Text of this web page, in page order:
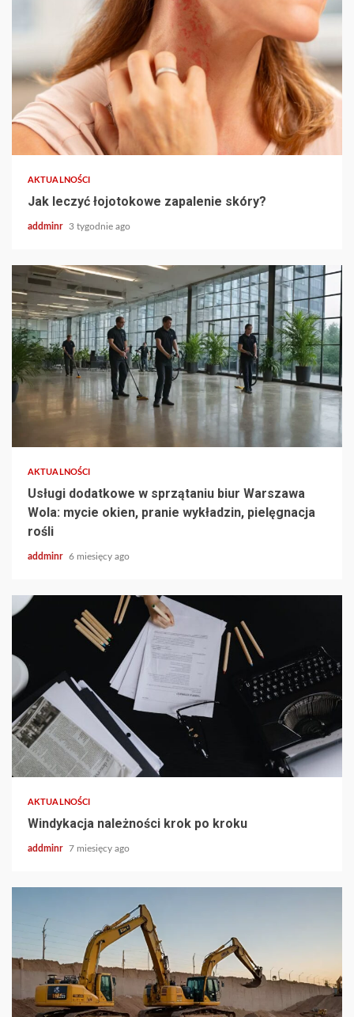
AKTUALNOŚCI
Jak leczyć łojotokowe zapalenie skóry?
addminr 3 tygodnie ago
AKTUALNOŚCI
Usługi dodatkowe w sprzątaniu biur Warszawa
Wola: mycie okien, pranie wykładzin, pielęgnacja
rośli
addminr 6 miesięcy ago
AKTUALNOŚCI
Windykacja należności krok po kroku
addminr 7 miesięcy ago